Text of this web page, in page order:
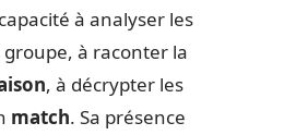
à analyser les
à raconter la
, à décrypter les
match. Sa présence